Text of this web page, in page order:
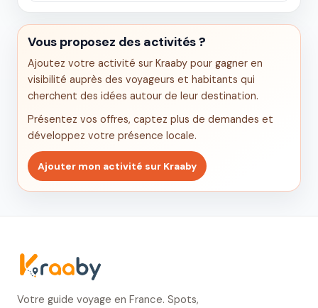
Vous proposez des activités ?
Ajoutez votre activité sur Kraaby pour gagner en
visibilité auprès des voyageurs et habitants qui
cherchent des idées autour de leur destination.
Présentez vos offres, captez plus de demandes et
développez votre présence locale.
Ajouter mon activité sur Kraaby
Votre guide voyage en France. Spots,